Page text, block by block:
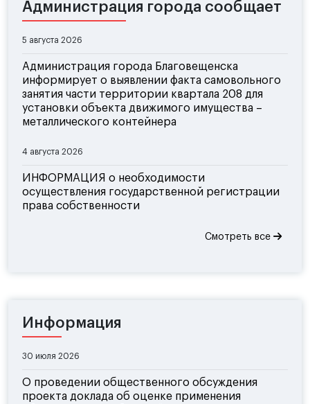
Администрация города сообщает
5 августа 2026
Администрация города Благовещенска
информирует о выявлении факта самовольного
занятия части территории квартала 208 для
установки объекта движимого имущества –
металлического контейнера
4 августа 2026
ИНФОРМАЦИЯ о необходимости
осуществления государственной регистрации
права собственности
Смотреть все
Информация
30 июля 2026
О проведении общественного обсуждения
проекта доклада об оценке применения